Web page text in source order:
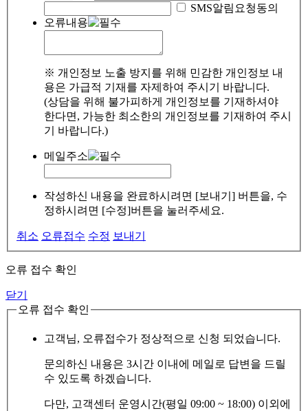
SMS알림요청동의
오류내용
※ 개인정보 노출 방지를 위해 민감한 개인정보 내
용은 가급적 기재를 자제하여 주시기 바랍니다.
(상담을 위해 불가피하게 개인정보를 기재하셔야
한다면, 가능한 최소한의 개인정보를 기재하여 주시
기 바랍니다.)
메일주소
작성하신 내용을 완료하시려면 [보내기] 버튼을, 수
정하시려면 [수정]버튼을 눌러주세요.
취소 오류접수 수정 보내기
오류 접수 확인
닫기
오류 접수 확인
고객님, 오류접수가 정상적으로 신청 되었습니다.
문의하신 내용은 3시간 이내에 메일로 답변을 드릴
수 있도록 하겠습니다.
다만, 고객센터 운영시간(평일 09:00 ~ 18:00) 이외에